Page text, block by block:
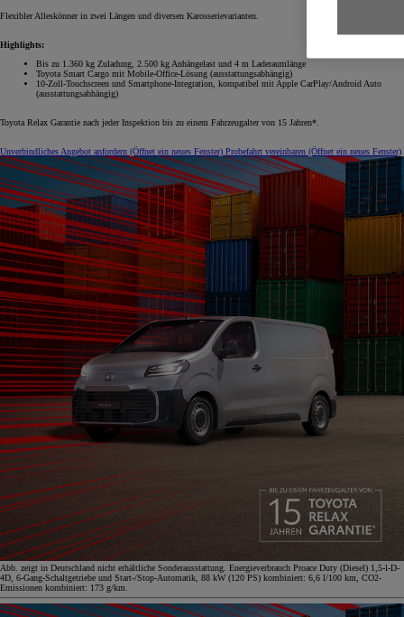
Flexibler Alleskönner in zwei Längen und diversen Karosserievarianten.
Highlights:
Bis zu 1.360 kg Zuladung, 2.500 kg Anhängelast und 4 m Laderaumlänge
Toyota Smart Cargo mit Mobile-Office-Lösung (ausstattungsabhängig)
10-Zoll-Touchscreen und Smartphone-Integration, kompatibel mit Apple CarPlay/Android Auto
(ausstattungsabhängig)
Toyota Relax Garantie nach jeder Inspektion bis zu einem Fahrzeugalter von 15 Jahren*.
Unverbindliches Angebot anfordern (Öffnet ein neues Fenster) Probefahrt vereinbaren (Öffnet ein neues Fenster)
Abb. zeigt in Deutschland nicht erhältliche Sonderausstattung. Energieverbrauch Proace Duty (Diesel) 1,5-l-D-
4D, 6-Gang-Schaltgetriebe und Start-/Stop-Automatik, 88 kW (120 PS) kombiniert: 6,6 l/100 km, CO2-
Emissionen kombiniert: 173 g/km.